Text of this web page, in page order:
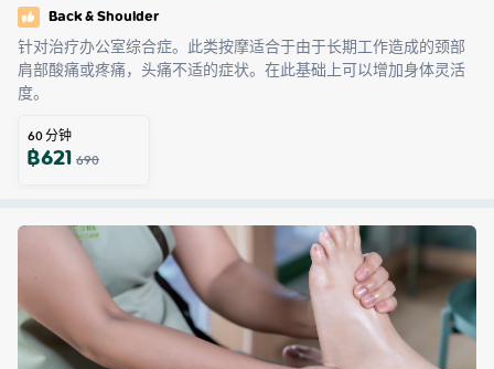
Back & Shoulder
针对治疗办公室综合症。此类按摩适合于由于长期工作造成的颈部
肩部酸痛或疼痛，头痛不适的症状。在此基础上可以增加身体灵活
度。
60分钟
฿621690